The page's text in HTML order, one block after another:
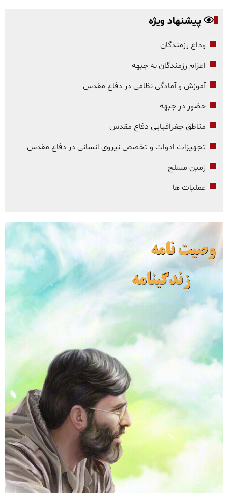
پیشنهاد ویژه
وداع رزمندگان
اعزام رزمندگان به جبهه
آموزش و آمادگی نظامی در دفاع مقدس
حضور در جبهه
مناطق جغرافیایی دفاع مقدس
تجهیزات-ادوات و تخصص نیروی انسانی در دفاع مقدس
زمین مسلح
عملیات ها